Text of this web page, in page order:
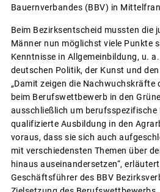
Bauernverbandes (BBV) in
Beim Bezirksentscheid mussten die
Männer nun möglichst viele Punkte
Kenntnisse in Allgemeinbildung, u.
deutschen Politik, der Kunst und
„Damit zeigen die Nachwuchskräfte
beim Berufswettbewerb in den
ausschließlich um berufsspezifische
qualifizierte Ausbildung in den
voraus, dass sie sich auch
mit verschiedensten Themen über
hinaus auseinandersetzen“,
Geschäftsführer des BBV